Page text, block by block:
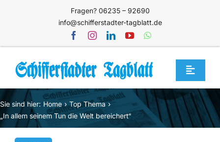
Fragen? 06235 – 92690
info@schifferstadter-tagblatt.de
Toggle
Home
Themen
Blog
Sie sind hier: Home
Top Thema
„In allem seinem Tun die Welt bereichert“